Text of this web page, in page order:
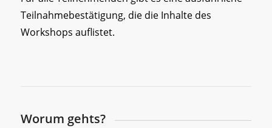
Teilnahmebestätigung, die die Inhalte des
Workshops auflistet.
Worum gehts?